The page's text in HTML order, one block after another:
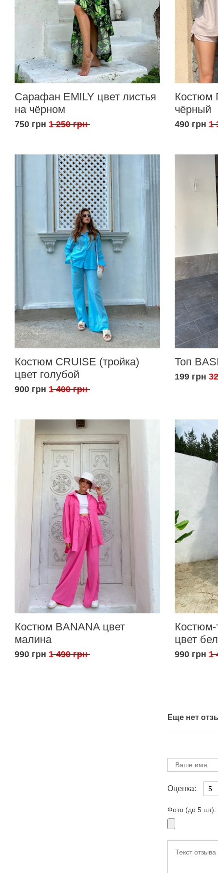
Сарафан EMILY цвет листья
на чёрном
750 грн 1 250 грн
Костюм
чёрный
490 грн 1
Костюм CRUISE (тройка)
цвет голубой
900 грн 1 400 грн
Топ
199 грн
Костюм BANANA цвет
малина
990 грн 1 490 грн
Костюм-
цвет
990 грн 1
Еще нет
Оценка:
Фото (до 5 шт):